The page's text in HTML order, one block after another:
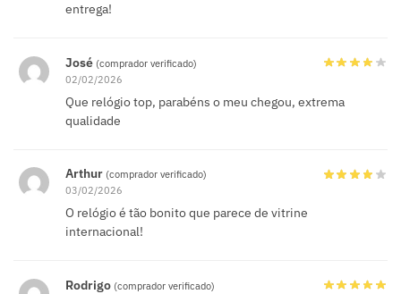
entrega!
José (comprador verificado)
02/02/2026
Que relógio top, parabéns o meu chegou, extrema
qualidade
Arthur (comprador verificado)
03/02/2026
O relógio é tão bonito que parece de vitrine
internacional!
Rodrigo (comprador verificado)